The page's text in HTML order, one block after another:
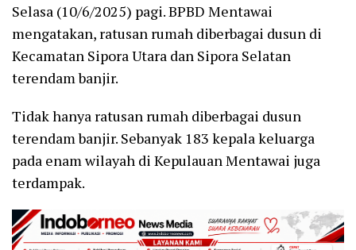
Selasa (10/6/2025) pagi. BPBD Mentawai
mengatakan, ratusan rumah diberbagai dusun di
Kecamatan Sipora Utara dan Sipora Selatan
terendam banjir.
Tidak hanya ratusan rumah diberbagai dusun
terendam banjir. Sebanyak 183 kepala keluarga
pada enam wilayah di Kepulauan Mentawai juga
terdampak.